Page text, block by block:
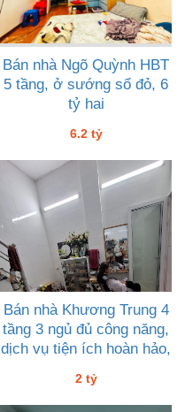
Bán nhà Ngõ Quỳnh HBT
5 tầng, ở sướng sổ đỏ, 6
tỷ hai
6.2 tỷ
Bán nhà Khương Trung 4
tầng 3 ngủ đủ công năng,
dịch vụ tiện ích hoàn hảo,
2 tỷ